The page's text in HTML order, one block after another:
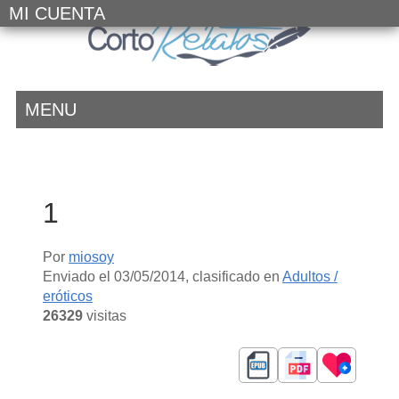
MI CUENTA
MENU
1
Por miosoy
Enviado el 03/05/2014, clasificado en Adultos /
eróticos
26329visitas